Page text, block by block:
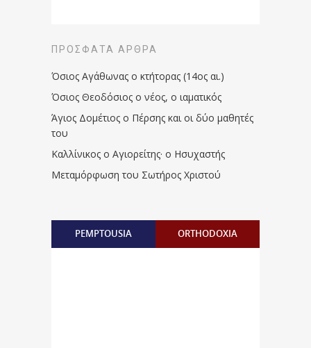
ΠΡΌΣΦΑΤΑ ΆΡΘΡΑ
Όσιος Αγάθωνας ο κτήτορας (14ος αι.)
Όσιος Θεοδόσιος ο νέος, ο ιαματικός
Άγιος Δομέτιος ο Πέρσης και οι δύο μαθητές
του
Καλλίνικος ο Αγιορείτης · ο Ησυχαστής
Μεταμόρφωση του Σωτήρος Χριστού
PEMPTOUSIA ORTHODOXIA